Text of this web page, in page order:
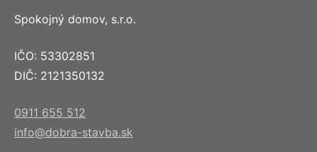
Spokojný domov, s.r.o.
IČO: 53302851
DIČ: 2121350132
0911 655 512
info@dobra-stavba.sk